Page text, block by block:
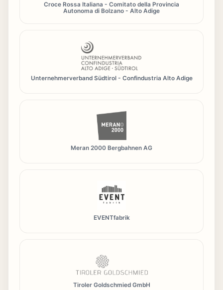
Croce Rossa Italiana - Comitato della Provincia
Autonoma di Bolzano - Alto Adige
Unternehmerverband Südtirol - Confindustria Alto Adige
Meran 2000 Bergbahnen AG
EVENTfabrik
Tiroler Goldschmied GmbH